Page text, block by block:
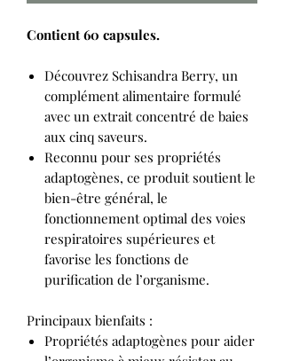
Contient 60 capsules.
Découvrez Schisandra Berry, un
complément alimentaire formulé
avec un extrait concentré de baies
aux cinq saveurs.
Reconnu pour ses propriétés
adaptogènes, ce produit soutient le
bien-être général, le
fonctionnement optimal des voies
respiratoires supérieures et
favorise les fonctions de
purification de l’organisme.
Principaux bienfaits :
Propriétés adaptogènes pour aider